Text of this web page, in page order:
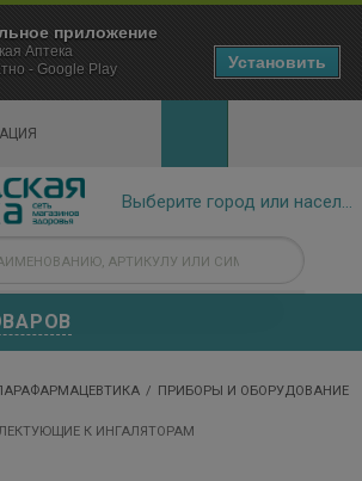
ПРИБОРЫ И ОБОРУДОВАНИЕ
К ИНГАЛЯТОРАМ
приложение
Аптека
- Google Play
Установить